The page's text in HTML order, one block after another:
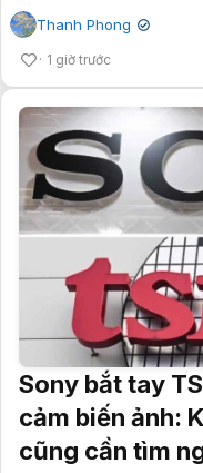
Thanh Phong ✔
1 giờ trước
Sony bắt tay
cảm biến ảnh:
cũng cần tìm